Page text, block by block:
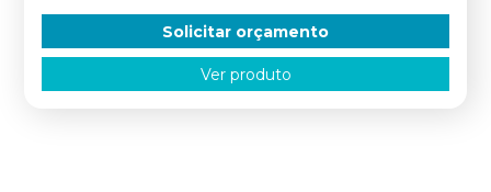
Solicitar orçamento
Ver produto